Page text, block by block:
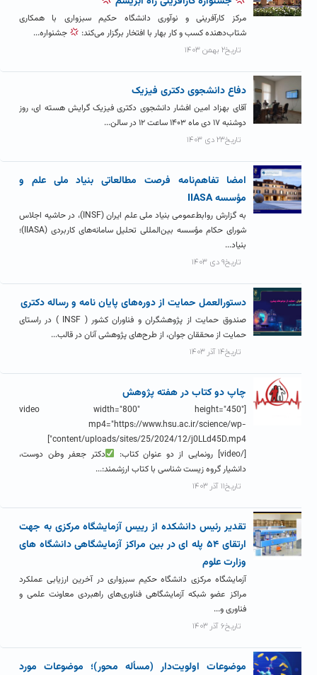
مرکز کارآفرینی و نوآوری دانشگاه حکیم سبزواری با همکاری
شتاب‌دهنده کسب و کار بهار با افتخار برگزار می‌کند:
جشنواره...
تاریخ۲ بهمن ۱۴۰۳
دفاع دانشجوی دکتری فیزیک
آقای بهزاد امین افشار دانشجوی دکتری فیزیک گرایش هسته ای، روز
دوشنبه ۱۷ دی ماه ۱۴۰۳ ساعت ۱۲ در سالن...
تاریخ۲۳ دی ۱۴۰۳
امضا تفاهم‌نامه فرصت مطالعاتی بنیاد ملی علم و
مؤسسه IIASA
به گزارش روابط‌عمومی بنیاد ملی علم ایران (INSF)، در حاشیه اجلاس
شورای حکام مؤسسه بین‌المللی تحلیل سامانه‌های کاربردی (IIASA)؛
بنیاد...
تاریخ۹ دی ۱۴۰۳
دستورالعمل حمایت از دوره‌های پایان نامه و رساله دکتری
صندوق حمایت از پژوهشگران و فناوران کشور ( INSF ) در راستای
حمایت از محققان جوان، از طرح‌های پژوهشی آنان در قالب...
تاریخ۱۴ آذر ۱۴۰۳
چاپ دو کتاب در هفته پژوهش
[video width="800" height="450"
mp4="https://www.hsu.ac.ir/science/wp-
content/uploads/sites/25/2024/12/j0LLd45D.mp4"]
[/video] رونمایی از دو عنوان کتاب:
دکتر جعفر وطن دوست،
دانشیار گروه زیست شناسی با کتاب ارزشمند:...
تاریخ۱۱ آذر ۱۴۰۳
تقدیر رئیس دانشکده از رییس آزمایشگاه مرکزی به جهت
ارتقای ۵۴ پله ای در بین مراکز آزمایشگاهی دانشگاه های
وزارت علوم
آزمایشگاه مرکزی دانشگاه حکیم سبزواری در آخرین ارزیابی عملکرد
مراکز عضو شبکه آزمایشگاهی فناوری‌های راهبردی معاونت علمی و
فناوری و...
تاریخ۶ آذر ۱۴۰۳
موضوعات اولویت‌دار (مسأله محور)؛ موضوعات مورد